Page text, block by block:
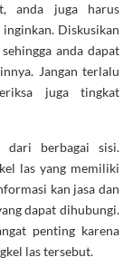
anda juga harus
Diskusikan
anda dapat
Jangan terlalu
juga tingkat
dari berbagai sisi.
las yang memiliki
kan jasa dan
dapat dihubungi.
penting karena
las tersebut.